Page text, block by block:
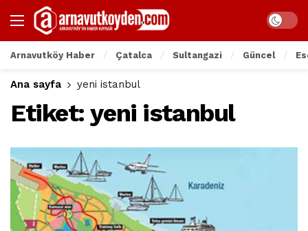
Arnavutköy Haber Çatalca Sultangazi Güncel
Ana sayfa yeni istanbul
Etiket:yeni istanbul